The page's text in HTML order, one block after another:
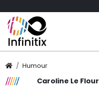
Humour
Caroline Le